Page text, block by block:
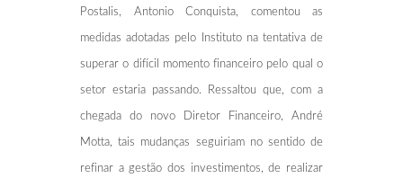
Postalis, Antonio Conquista, comentou as
medidas adotadas pelo Instituto na tentativa de
superar o difícil momento financeiro pelo qual o
setor estaria passando. Ressaltou que, com a
chegada do novo Diretor Financeiro, André
Motta, tais mudanças seguiriam no sentido de
refinar a gestão dos investimentos, de realizar